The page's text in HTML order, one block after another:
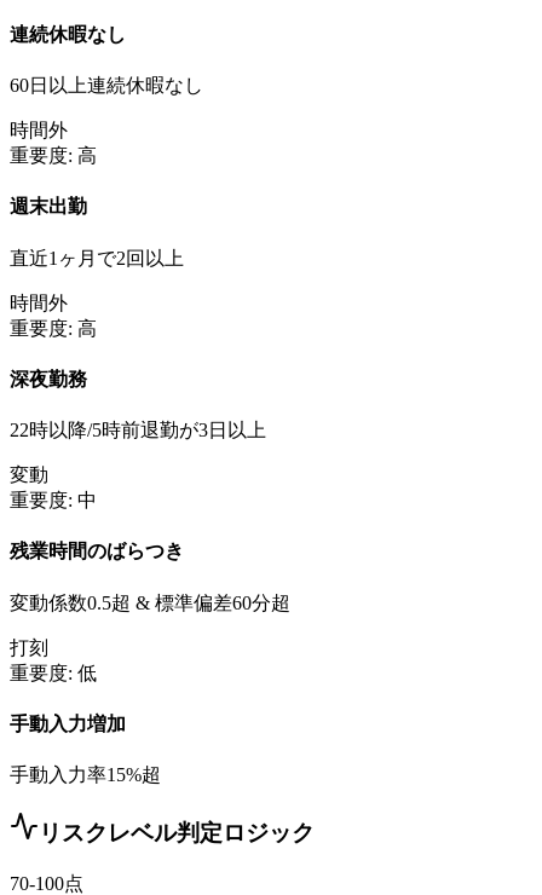
連続休暇なし
60日以上連続休暇なし
時間外
重要度: 高
週末出勤
直近1ヶ月で2回以上
時間外
重要度: 高
深夜勤務
22時以降/5時前退勤が3日以上
変動
重要度: 中
残業時間のばらつき
変動係数0.5超 & 標準偏差60分超
打刻
重要度: 低
手動入力増加
手動入力率15%超
リスクレベル判定ロジック
70-100点